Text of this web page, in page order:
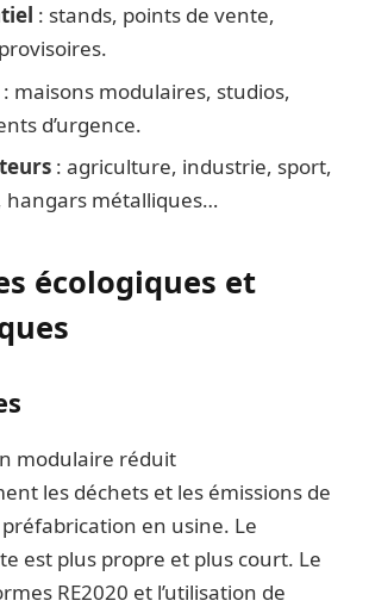
: stands, points de vente,
: maisons modulaires, studios,
d’urgence.
: agriculture, industrie, sport,
hangars métalliques…
écologiques et
modulaire réduit
les déchets et les émissions de
préfabrication en usine. Le
est plus propre et plus court. Le
RE2020 et l’utilisation de